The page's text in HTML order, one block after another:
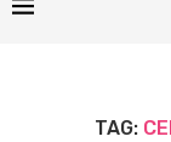
TAG: